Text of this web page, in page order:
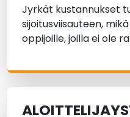
Jyrkät kustannukset
sijoitusviisauteen,
oppijoille, joilla ei ole